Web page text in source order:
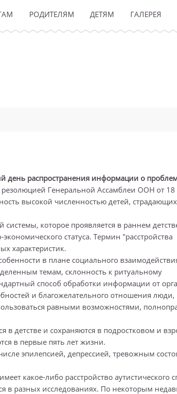
РОДИТЕЛЯМ ДЕТЯМ ГАЛЕРЕЯ
день распространения информации о
Генеральной Ассамблеи ООН от 18
высокой численностью детей, страдающих
которое проявляется в раннем
статуса. Термин "расстройства
характеристик.
в плане социального
темам, склонность к ритуальному
способ обработки информации от
и благожелательного отношения люди,
равными возможностями,
детстве и сохраняются в подростковом и
в первые пять лет жизни.
эпилепсией, депрессией, тревожным
имеет какое-либо расстройство аутистического
в разных исследованиях. По некоторым